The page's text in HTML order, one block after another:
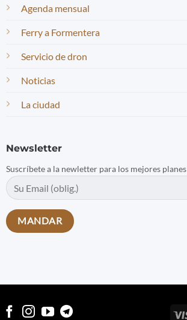
Agenda mensual
Ferry a Formentera
Servicio de dron
Noticias
La ciudad
Newsletter
Suscríbete a la newletter para los mejores planes